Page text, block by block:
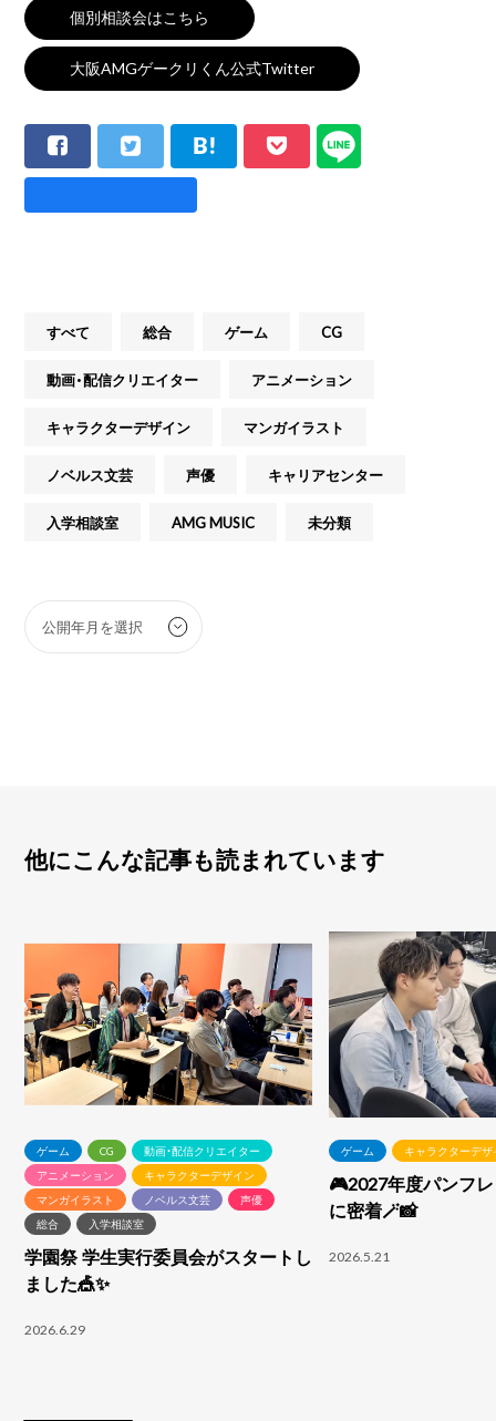
個別相談会はこちら
大阪AMGゲークリくん公式Twitter
すべて 総合 ゲーム CG
動画・配信クリエイター アニメーション
キャラクターデザイン マンガイラスト
ノベルス文芸 声優 キャリアセンター
入学相談室 AMG MUSIC 未分類
他にこんな記事も読まれています
ゲーム CG
動画・配信クリエイター
アニメーション
キャラクターデザイン
マンガイラスト
ノベルス文芸
声優
総合
入学相談室
学園祭 学生実行委員会がスタートし
ました🎪✨
2026.6.29
ゲーム キャラクターデ
🎮2027年度パンフ
に密着🪄📸
2026.5.21